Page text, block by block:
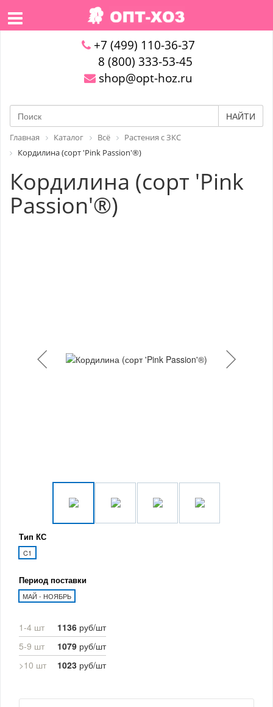
+7 (499) 110-36-37
8 (800) 333-53-45
shop@opt-hoz.ru
НАЙТИ
Главная Каталог Всё
Растения с ЗКС
Кордилина (сорт 'Pink Passion'®)
Кордилина (сорт 'Pink
Passion'®)
Тип КС
C1
Период поставки
МАЙ - НОЯБРЬ
1-4 шт 1136 руб/шт
5-9 шт
1079 руб/шт
>10 шт
1023 руб/шт